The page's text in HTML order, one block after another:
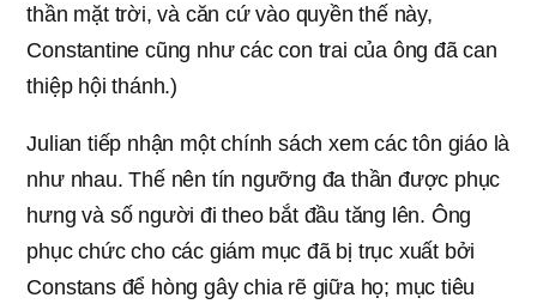
thần mặt trời, và căn cứ vào quyền thế này,
Constantine cũng như các con trai của ông đã can
thiệp hội thánh.)
Julian tiếp nhận một chính sách xem các tôn giáo là
như nhau. Thế nên tín ngưỡng đa thần được phục
hưng và số người đi theo bắt đầu tăng lên. Ông
phục chức cho các giám mục đã bị trục xuất bởi
Constans để hòng gây chia rẽ giữa họ; mục tiêu